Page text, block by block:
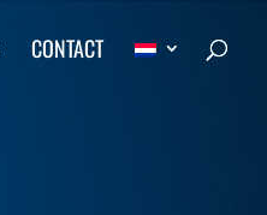
CONTACT